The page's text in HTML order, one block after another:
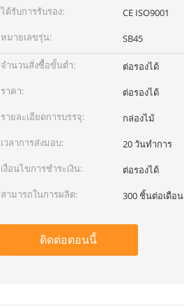
ได้รับการรับรอง:
CE ISO9001
หมายเลขรุ่น:
SB45
จำนวนสั่งซื้อขั้นต่ำ:
ต่อรองได้
ราคา:
ต่อรองได้
รายละเอียดการบรรจุ:
กล่องไม้
เวลาการส่งมอบ:
20 วันทำการ
เงื่อนไขการชำระเงิน:
ต่อรองได้
สามารถในการผลิต:
300 ชิ้นต่อเดือน
ติดต่อตอนนี้